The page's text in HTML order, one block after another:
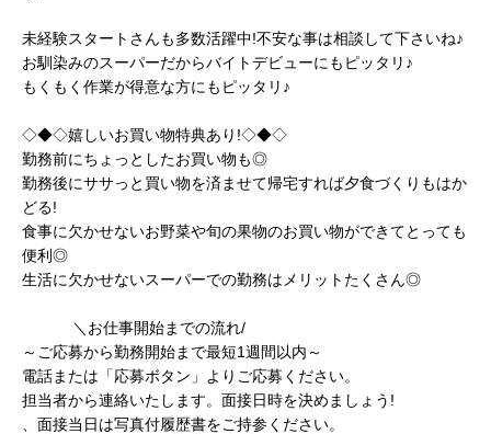
未経験スタートさんも多数活躍中!不安な事は相談して下さいね♪
お馴染みのスーパーだからバイトデビューにもピッタリ♪
もくもく作業が得意な方にもピッタリ♪
◇◆◇嬉しいお買い物特典あり!◇◆◇
勤務前にちょっとしたお買い物も◎
勤務後にササっと買い物を済ませて帰宅すれば夕食づくりもはか
どる!
食事に欠かせないお野菜や旬の果物のお買い物ができてとっても
便利◎
生活に欠かせないスーパーでの勤務はメリットたくさん◎
＼お仕事開始までの流れ/
～ご応募から勤務開始まで最短1週間以内～
電話または「応募ボタン」よりご応募ください。
担当者から連絡いたします。面接日時を決めましょう!
、面接当日は写真付履歴書をご持参ください。